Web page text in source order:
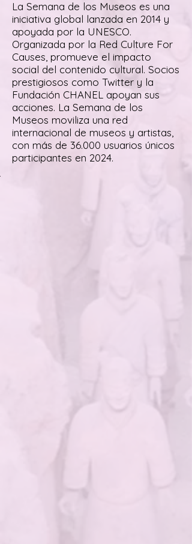
La Semana de los Museos es una
iniciativa global lanzada en 2014 y
apoyada por la UNESCO.
Organizada por la Red Culture For
Causes, promueve el impacto
social del contenido cultural. Socios
prestigiosos como Twitter y la
Fundación CHANEL apoyan sus
acciones. La Semana de los
Museos moviliza una red
internacional de museos y artistas,
con más de 36.000 usuarios únicos
participantes en 2024.